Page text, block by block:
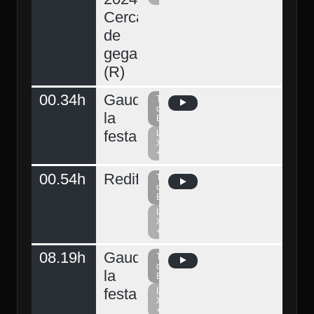
Cercavila
de
gegants
(R)
00.34h
Gaudeix
la
festa
Televisió
del
Berguedà
La
Xarxa
+
00.54h RedifusióTelevisió
del
Berguedà
La
Xarxa
+
08.19h
Gaudeix
la
festa
Televisió
del
Berguedà
La
Xarxa
+